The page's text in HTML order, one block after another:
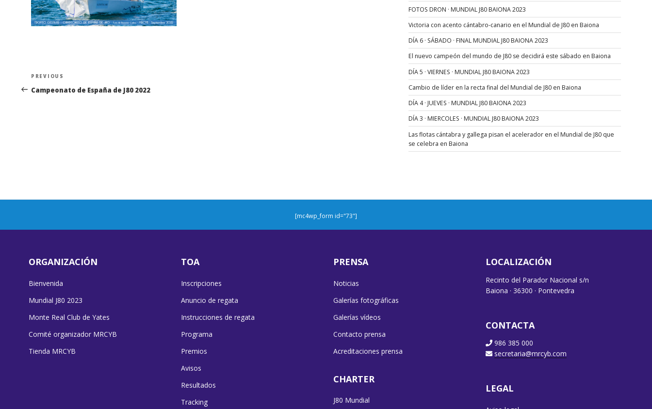
Navegación
de
Previous
Post
PREVIOUS
Campeonato de España de J80 2022
FOTOS DRON · MUNDIAL J80 BAIONA 2023
Victoria con acento cántabro-canario en el Mundial de J80 en Baiona
DÍA 6 · SÁBADO · FINAL MUNDIAL J80 BAIONA 2023
El nuevo campeón del mundo de J80 se decidirá este sábado en Baiona
DÍA 5 · VIERNES · MUNDIAL J80 BAIONA 2023
Cambio de líder en la recta final del Mundial de J80 en Baiona
DÍA 4 · JUEVES · MUNDIAL J80 BAIONA 2023
DÍA 3 · MIERCOLES · MUNDIAL J80 BAIONA 2023
Las flotas cántabra y gallega pisan el acelerador en el Mundial de J80 que
se celebra en Baiona
[mc4wp_form id="73"]
ORGANIZACIÓN
Bienvenida
Mundial J80 2023
Monte Real Club de Yates
Comité organizador MRCYB
Tienda MRCYB
TOA
Inscripciones
Anuncio de regata
Instrucciones de regata
Programa
Premios
Avisos
Resultados
Tracking
PRENSA
Noticias
Galerías fotográficas
Galerías vídeos
Contacto prensa
Acreditaciones prensa
CHARTER
J80 Mundial
LOCALIZACIÓN
Recinto del Parador Nacional s/n
Baiona · 36300 · Pontevedra
CONTACTA
986 385 000
secretaria@mrcyb.com
LEGAL